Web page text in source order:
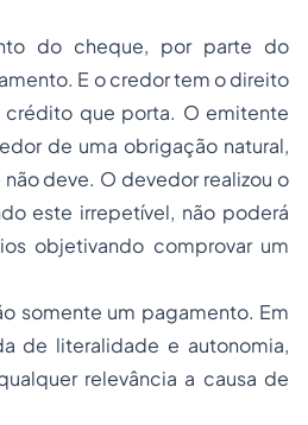
do cheque, por parte do
E o credor tem o direito
que porta. O emitente
de uma obrigação natural,
deve. O devedor realizou o
este irrepetível, não poderá
objetivando comprovar um
somente um pagamento. Em
de literalidade e autonomia,
relevância a causa de